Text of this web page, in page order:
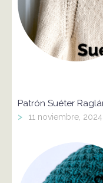
Patrón Suéter
> 11 noviembre, 2024